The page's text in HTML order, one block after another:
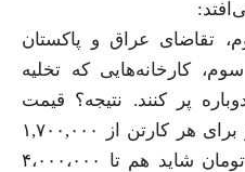
تقاضای عراق و پاکستان
کارخانه‌هایی که تخلیه
پر کنند. نتیجه؟ قیمت
کشمش سبز ۵ کیلویی ممتاز برای هر کارتن از ۱,۷۰۰,۰۰۰
تومان می‌رود به ۳,۴۰۰,۰۰۰ تومان شاید هم تا ۴،۰۰۰،۰۰۰